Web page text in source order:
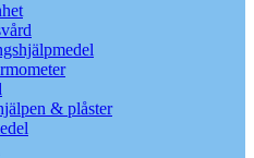
& plåster